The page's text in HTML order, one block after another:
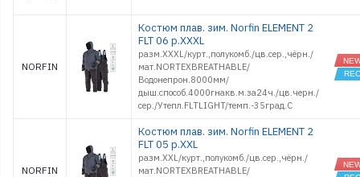
NORFIN
Костюм плав. зим. Norfin ELEMENT 2
FLT 06 р.XXXL
разм.XXXL/курт.,полукомб./цв.сер.,чёрн./
мат.NORTEXBREATHABLE/
Водонепрон.8000мм/
дыш.способ.4000гнакв.м.за24ч./цв.черн./
сер./Утепл.FLTLIGHT/темп.-35град.С
NORFIN
Костюм плав. зим. Norfin ELEMENT 2
FLT 05 р.XXL
разм.XXL/курт.,полукомб./цв.сер.,чёрн./
мат.NORTEXBREATHABLE/